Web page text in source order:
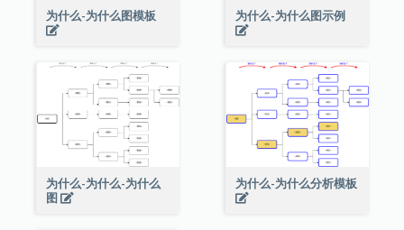
为什么-为什么图模板 为什么-为什么图示例
为什么-为什么-为什么
图
为什么-为什么分析模板